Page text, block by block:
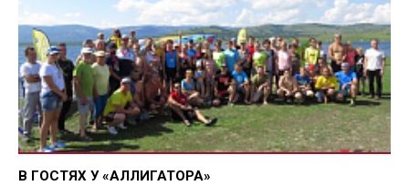
В ГОСТЯХ У «АЛЛИГАТОРА»